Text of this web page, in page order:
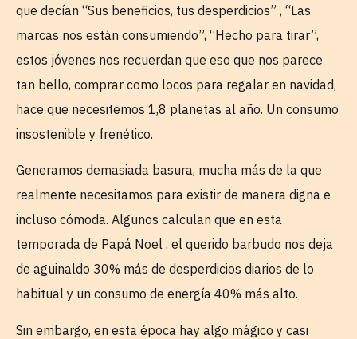
que decían “Sus beneficios, tus desperdicios” , “Las
marcas nos están consumiendo”, “Hecho para tirar”,
estos jóvenes nos recuerdan que eso que nos parece
tan bello, comprar como locos para regalar en navidad,
hace que necesitemos 1,8 planetas al año. Un consumo
insostenible y frenético.
Generamos demasiada basura, mucha más de la que
realmente necesitamos para existir de manera digna e
incluso cómoda. Algunos calculan que en esta
temporada de Papá Noel , el querido barbudo nos deja
de aguinaldo 30% más de desperdicios diarios de lo
habitual y un consumo de energía 40% más alto.
Sin embargo, en esta época hay algo mágico y casi